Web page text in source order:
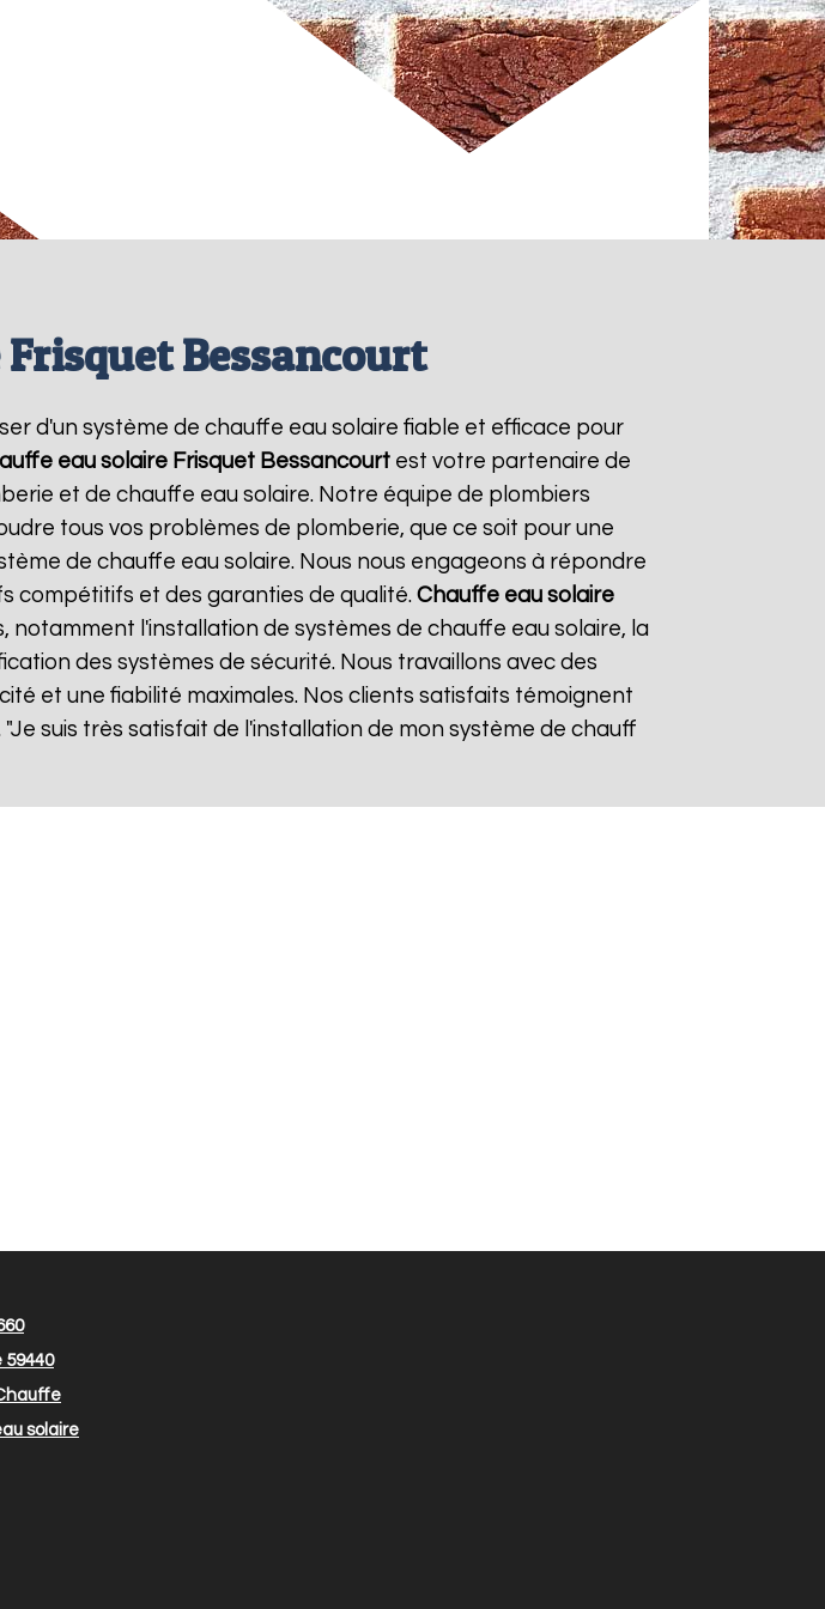
Bessancourt
d'un système de chauffe eau solaire fiable et efficace pour
eau solaire Frisquet Bessancourt est votre partenaire de
et de chauffe eau solaire. Notre équipe de plombiers
tous vos problèmes de plomberie, que ce soit pour une
de chauffe eau solaire. Nous nous engageons à répondre
compétitifs et des garanties de qualité. Chauffe eau solaire
l'installation de systèmes de chauffe eau solaire, la
des systèmes de sécurité. Nous travaillons avec des
et une fiabilité maximales. Nos clients satisfaits témoignent
suis très satisfait de l'installation de mon système de chauff
59440
solaire